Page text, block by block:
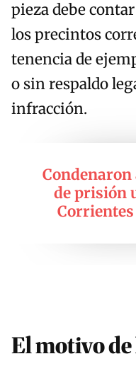
pieza debe
los precintos
tenencia de
o sin respaldo
infracción.
Condenaron
de prisión
El motivo